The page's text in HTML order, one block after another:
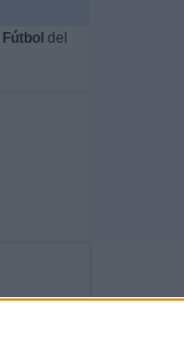
Fútbol del
TOTAL